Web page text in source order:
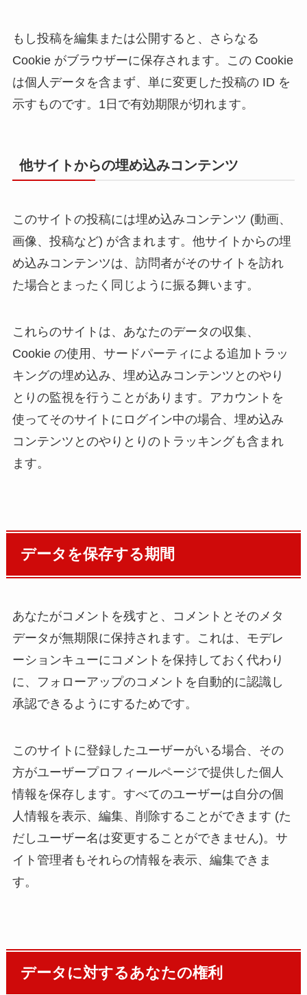
もし投稿を編集または公開すると、さらなる
Cookie がブラウザーに保存されます。この Cookie
は個人データを含まず、単に変更した投稿の ID を
示すものです。1日で有効期限が切れます。
他サイトからの埋め込みコンテンツ
このサイトの投稿には埋め込みコンテンツ (動画、
画像、投稿など) が含まれます。他サイトからの埋
め込みコンテンツは、訪問者がそのサイトを訪れ
た場合とまったく同じように振る舞います。
これらのサイトは、あなたのデータの収集、
Cookie の使用、サードパーティによる追加トラッ
キングの埋め込み、埋め込みコンテンツとのやり
とりの監視を行うことがあります。アカウントを
使ってそのサイトにログイン中の場合、埋め込み
コンテンツとのやりとりのトラッキングも含まれ
ます。
データを保存する期間
あなたがコメントを残すと、コメントとそのメタ
データが無期限に保持されます。これは、モデレ
ーションキューにコメントを保持しておく代わり
に、フォローアップのコメントを自動的に認識し
承認できるようにするためです。
このサイトに登録したユーザーがいる場合、その
方がユーザープロフィールページで提供した個人
情報を保存します。すべてのユーザーは自分の個
人情報を表示、編集、削除することができます (た
だしユーザー名は変更することができません)。サ
イト管理者もそれらの情報を表示、編集できま
す。
データに対するあなたの権利